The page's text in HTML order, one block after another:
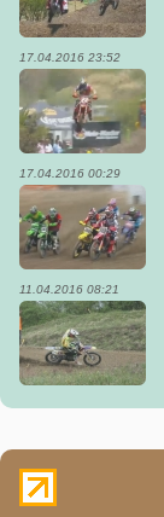
17.04.2016 23:52
17.04.2016 00:29
11.04.2016 08:21